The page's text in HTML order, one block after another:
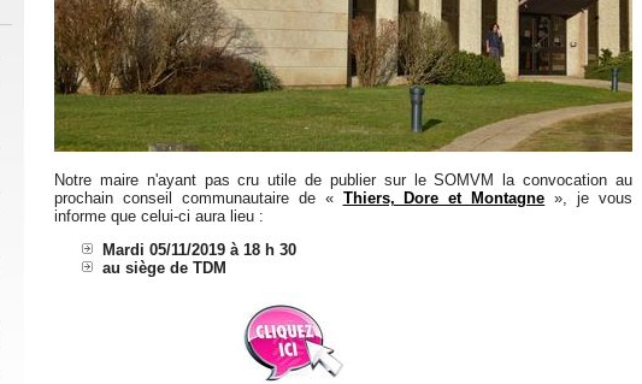
Notre maire n'ayant pas cru utile de publier sur le SOMVM la convocation au
prochain conseil communautaire de « Thiers, Dore et Montagne », je vous
informe que celui-ci aura lieu :
Mardi 05/11/2019 à 18 h 30
au siège de TDM